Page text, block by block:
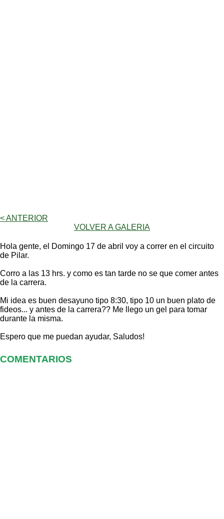
< ANTERIOR
VOLVER A GALERIA
Hola gente, el Domingo 17 de abril voy a correr en el circuito
de Pilar.
Corro a las 13 hrs. y como es tan tarde no se que comer antes
de la carrera.
Mi idea es buen desayuno tipo 8:30, tipo 10 un buen plato de
fideos... y antes de la carrera?? Me llego un gel para tomar
durante la misma.
Espero que me puedan ayudar, Saludos!
COMENTARIOS